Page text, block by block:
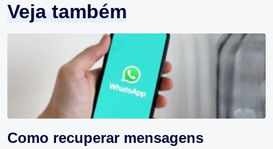
Veja também
Como recuperar mensagens